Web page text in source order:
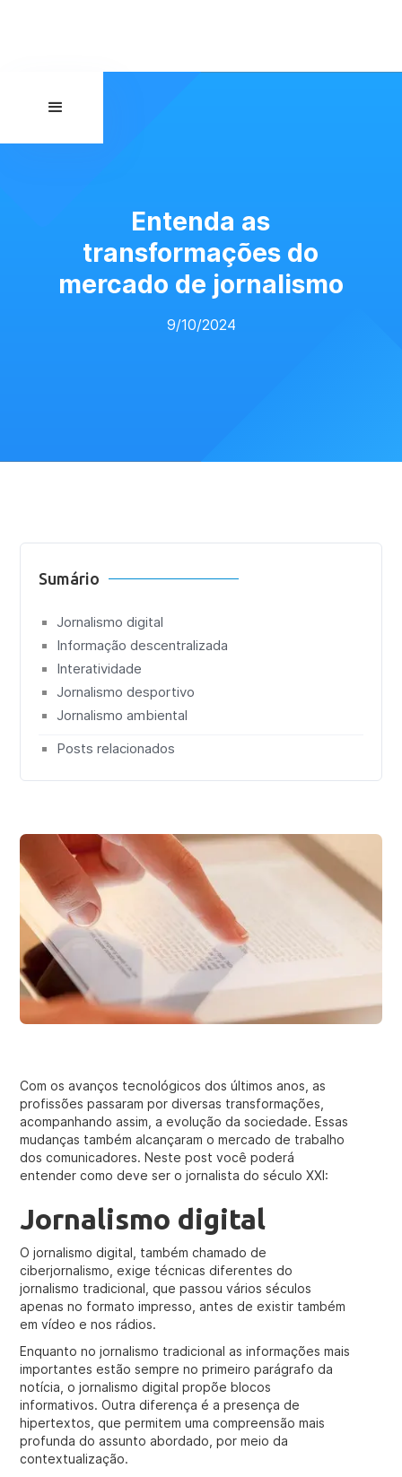
Entenda as
transformações do
mercado de jornalismo
9/10/2024
Sumário
Jornalismo digital
Informação descentralizada
Interatividade
Jornalismo desportivo
Jornalismo ambiental
Posts relacionados
Com os avanços tecnológicos dos últimos anos, as
profissões passaram por diversas transformações,
acompanhando assim, a evolução da sociedade. Essas
mudanças também alcançaram o mercado de trabalho
dos comunicadores. Neste post você poderá
entender como deve ser o jornalista do século XXI:
Jornalismo digital
O jornalismo digital, também chamado de
ciberjornalismo, exige técnicas diferentes do
jornalismo tradicional, que passou vários séculos
apenas no formato impresso, antes de existir também
em vídeo e nos rádios.
Enquanto no jornalismo tradicional as informações mais
importantes estão sempre no primeiro parágrafo da
notícia, o jornalismo digital propõe blocos
informativos. Outra diferença é a presença de
hipertextos, que permitem uma compreensão mais
profunda do assunto abordado, por meio da
contextualização.